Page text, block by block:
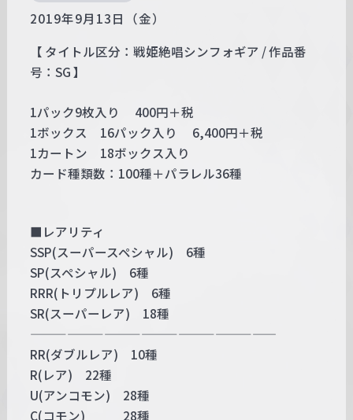
2019年9月13日（金）
【 タイトル区分：戦姫絶唱シンフォギア / 作品番
号：SG 】
1パック9枚入り 400円＋税
1ボックス 16パック入り 6,400円＋税
1カートン 18ボックス入り
カード種類数：100種＋パラレル36種
■レアリティ
SSP(スーパースペシャル) 6種
SP(スペシャル) 6種
RRR(トリプルレア) 6種
SR(スーパーレア) 18種
————————————————————
RR(ダブルレア) 10種
R(レア) 22種
U(アンコモン) 28種
C(コモン) 28種